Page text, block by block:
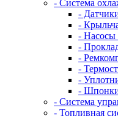
- Система
-
-
- Насосы
-
-
-
-
-
- Система
- Топливная